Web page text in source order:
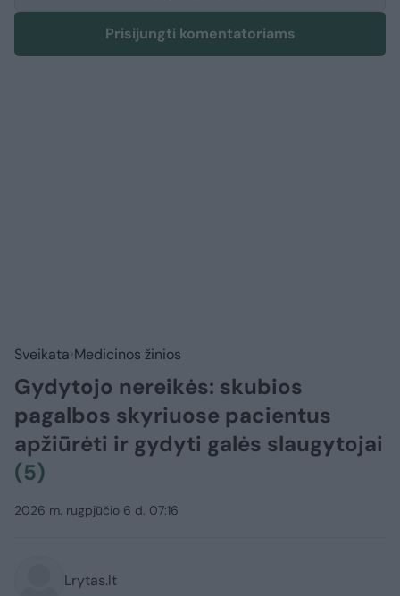
Prisijungti komentatoriams
Sveikata Medicinos žinios
Gydytojo nereikės: skubios
pagalbos skyriuose pacientus
apžiūrėti ir gydyti galės slaugytojai
(5)
2026 m. rugpjūčio 6 d. 07:16
Lrytas.lt